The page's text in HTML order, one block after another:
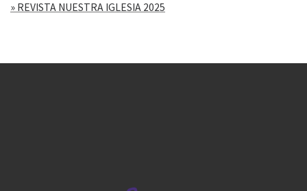
» REVISTA NUESTRA IGLESIA 2025